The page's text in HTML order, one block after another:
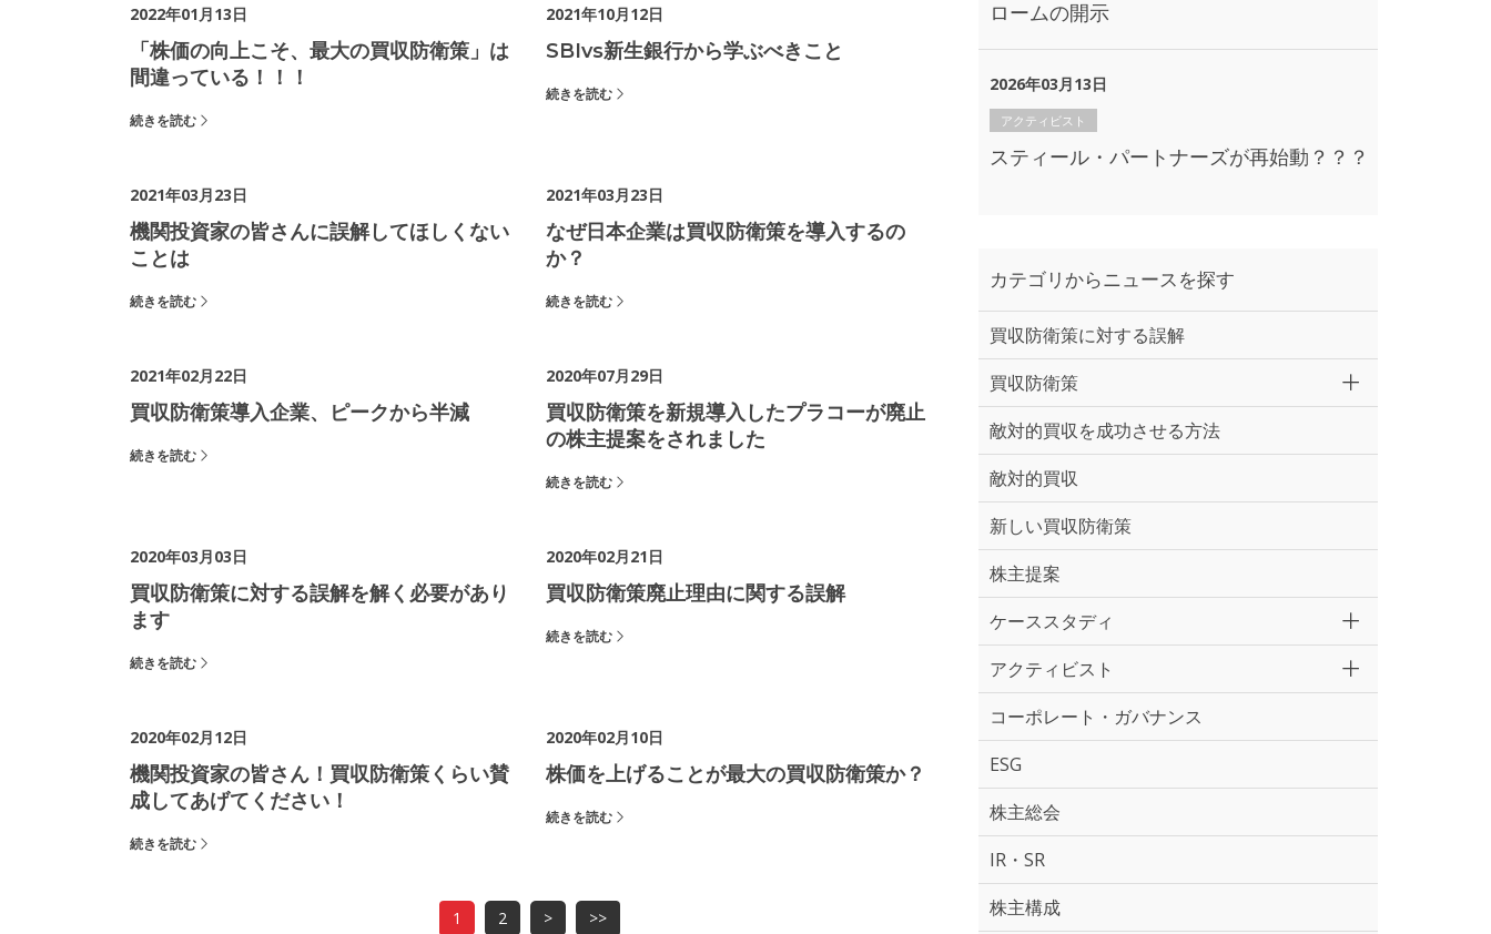
2022年01月13日
「株価の向上こそ、最大の買収防衛策」は
間違っている！！！
続きを読む
2021年10月12日
SBIvs新生銀行から学ぶべきこと
続きを読む
2021年03月23日
機関投資家の皆さんに誤解してほしくない
ことは
続きを読む
2021年03月23日
なぜ日本企業は買収防衛策を導入するの
か？
続きを読む
2021年02月22日
買収防衛策導入企業、ピークから半減
続きを読む
2020年07月29日
買収防衛策を新規導入したプラコーが廃止
の株主提案をされました
続きを読む
2020年03月03日
買収防衛策に対する誤解を解く必要があり
ます
続きを読む
2020年02月21日
買収防衛策廃止理由に関する誤解
続きを読む
2020年02月12日
機関投資家の皆さん！買収防衛策くらい賛
成してあげてください！
続きを読む
2020年02月10日
株価を上げることが最大の買収防衛策か？
続きを読む
1 2 > >>
ロームの開示
2026年03月13日
アクティビスト
スティール・パートナーズが再始動？？？
カテゴリからニュースを探す
買収防衛策に対する誤解
買収防衛策
敵対的買収を成功させる方法
敵対的買収
新しい買収防衛策
株主提案
ケーススタディ
アクティビスト
コーポレート・ガバナンス
ESG
株主総会
IR・SR
株主構成